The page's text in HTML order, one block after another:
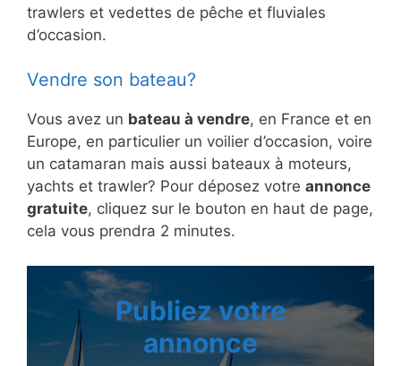
trawlers et vedettes de pêche et fluviales
d’occasion.
Vendre son bateau?
Vous avez un bateau à vendre, en France et en
Europe, en particulier un voilier d’occasion, voire
un catamaran mais aussi bateaux à moteurs,
yachts et trawler? Pour déposez votre annonce
gratuite, cliquez sur le bouton en haut de page,
cela vous prendra 2 minutes.
Publiez votre
annonce